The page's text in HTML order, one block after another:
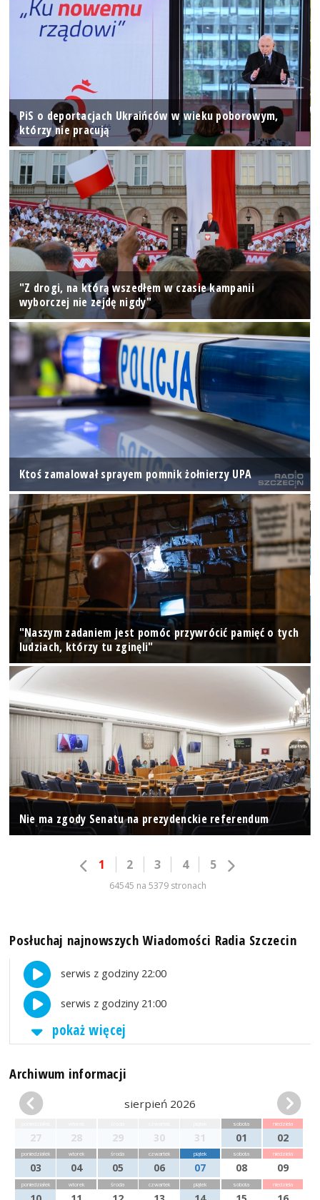
PiS o deportacjach Ukraińców w wieku poborowym,
którzy nie pracują
"Z drogi, na którą wszedłem w czasie kampanii
wyborczej nie zejdę nigdy"
Ktoś zamalował sprayem pomnik żołnierzy UPA
"Naszym zadaniem jest pomóc przywrócić pamięć o tych
ludziach, którzy tu zginęli"
Nie ma zgody Senatu na prezydenckie referendum
1 2 3 4 5
64545 na 5379 stronach
Posłuchaj najnowszych Wiadomości Radia Szczecin
serwis z godziny 22:00
serwis z godziny 21:00
pokaż więcej
Archiwum informacji
sierpień 2026
27 28 29 30 31
sobota
01
niedziela
02
poniedziałek
03
wtorek
04
środa
05
czwartek
06
piątek
07
sobota
08
niedziela
09
poniedziałek wtorek środa czwartek piątek sobota niedziela